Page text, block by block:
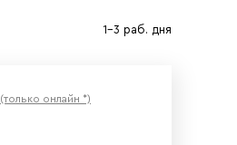
1-3 раб. дня
(только онлайн *)